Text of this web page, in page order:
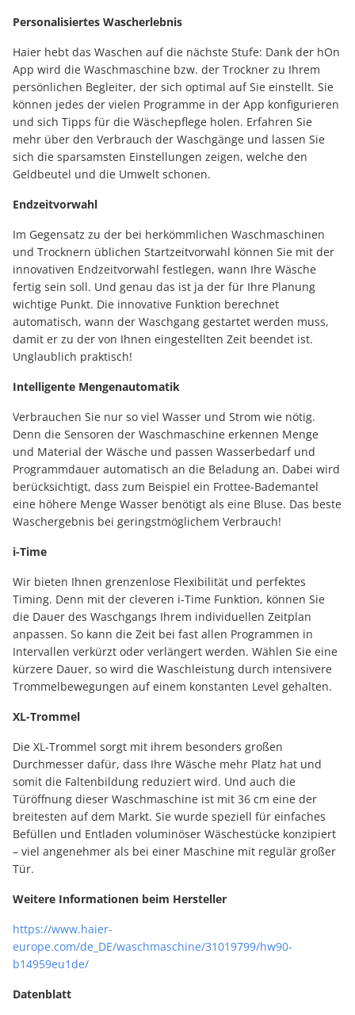
Personalisiertes Wascherlebnis
Haier hebt das Waschen auf die nächste Stufe: Dank der hOn
App wird die Waschmaschine bzw. der Trockner zu Ihrem
persönlichen Begleiter, der sich optimal auf Sie einstellt. Sie
können jedes der vielen Programme in der App konfigurieren
und sich Tipps für die Wäschepflege holen. Erfahren Sie
mehr über den Verbrauch der Waschgänge und lassen Sie
sich die sparsamsten Einstellungen zeigen, welche den
Geldbeutel und die Umwelt schonen.
Endzeitvorwahl
Im Gegensatz zu der bei herkömmlichen Waschmaschinen
und Trocknern üblichen Startzeitvorwahl können Sie mit der
innovativen Endzeitvorwahl festlegen, wann Ihre Wäsche
fertig sein soll. Und genau das ist ja der für Ihre Planung
wichtige Punkt. Die innovative Funktion berechnet
automatisch, wann der Waschgang gestartet werden muss,
damit er zu der von Ihnen eingestellten Zeit beendet ist.
Unglaublich praktisch!
Intelligente Mengenautomatik
Verbrauchen Sie nur so viel Wasser und Strom wie nötig.
Denn die Sensoren der Waschmaschine erkennen Menge
und Material der Wäsche und passen Wasserbedarf und
Programmdauer automatisch an die Beladung an. Dabei wird
berücksichtigt, dass zum Beispiel ein Frottee-Bademantel
eine höhere Menge Wasser benötigt als eine Bluse. Das beste
Waschergebnis bei geringstmöglichem Verbrauch!
i-Time
Wir bieten Ihnen grenzenlose Flexibilität und perfektes
Timing. Denn mit der cleveren i-Time Funktion, können Sie
die Dauer des Waschgangs Ihrem individuellen Zeitplan
anpassen. So kann die Zeit bei fast allen Programmen in
Intervallen verkürzt oder verlängert werden. Wählen Sie eine
kürzere Dauer, so wird die Waschleistung durch intensivere
Trommelbewegungen auf einem konstanten Level gehalten.
XL-Trommel
Die XL-Trommel sorgt mit ihrem besonders großen
Durchmesser dafür, dass Ihre Wäsche mehr Platz hat und
somit die Faltenbildung reduziert wird. Und auch die
Türöffnung dieser Waschmaschine ist mit 36 cm eine der
breitesten auf dem Markt. Sie wurde speziell für einfaches
Befüllen und Entladen voluminöser Wäschestücke konzipiert
– viel angenehmer als bei einer Maschine mit regulär großer
Tür.
Weitere Informationen beim Hersteller
https://www.haier-
europe.com/de_DE/waschmaschine/31019799/hw90-
b14959eu1de/
Datenblatt